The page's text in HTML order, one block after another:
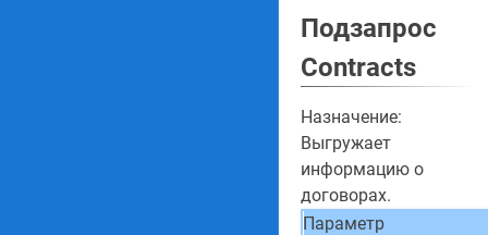
Подзапрос
Contracts
Назначение:
Выгружает
информацию о
договорах.
Параметр